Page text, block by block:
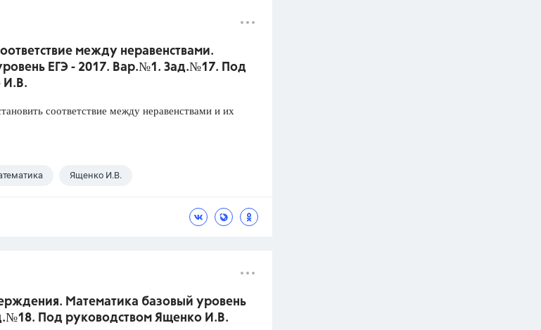
между неравенствами.
ЕГЭ - 2017. Вар.№1. Зад.№17. Под
И.В.
соответствие между неравенствами и их
Ященко И.В.
Математика базовый уровень
Под руководством Ященко И.В.